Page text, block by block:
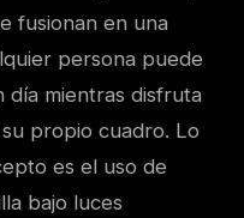
fusionan en una
persona puede
mientras disfruta
propio cuadro. Lo
es el uso de
bajo luces